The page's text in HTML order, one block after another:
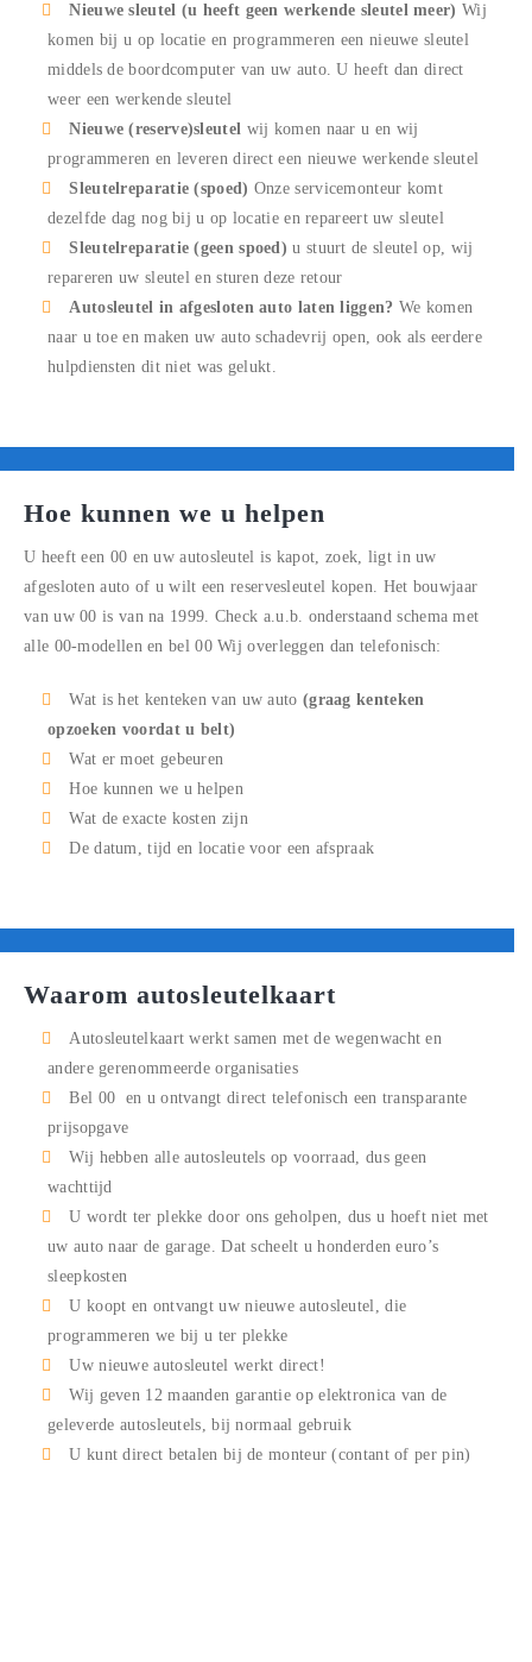
Nieuwe sleutel (u heeft geen werkende sleutel meer) Wij
komen bij u op locatie en programmeren een nieuwe sleutel
middels de boordcomputer van uw auto. U heeft dan direct
weer een werkende sleutel
Nieuwe (reserve)sleutel wij komen naar u en wij
programmeren en leveren direct een nieuwe werkende sleutel
Sleutelreparatie (spoed) Onze servicemonteur komt
dezelfde dag nog bij u op locatie en repareert uw sleutel
Sleutelreparatie (geen spoed)u stuurt de sleutel op, wij
repareren uw sleutel en sturen deze retour
Autosleutel in afgesloten auto laten liggen? We komen
naar u toe en maken uw auto schadevrij open, ook als eerdere
hulpdiensten dit niet was gelukt.
Hoe kunnen we u helpen
U heeft een 00 en uw autosleutel is kapot, zoek, ligt in uw
afgesloten auto of u wilt een reservesleutel kopen. Het bouwjaar
van uw00 is van na 1999. Check a.u.b. onderstaand schema met
alle 00-modellen en bel00Wij overleggen dan telefonisch:
Wat is het kenteken van uw auto (graag kenteken
opzoeken voordat u belt)
Wat er moet gebeuren
Hoe kunnen we u helpen
Wat de exacte kosten zijn
De datum, tijd en locatie voor een afspraak
Waarom autosleutelkaart
Autosleutelkaart werkt samen met de wegenwacht en
andere gerenommeerde organisaties
Bel 00 en u ontvangt direct telefonisch een transparante
prijsopgave
Wij hebben alle autosleutels op voorraad, dus geen
wachttijd
U wordt ter plekke door ons geholpen, dus u hoeft niet met
uw auto naar de garage. Dat scheelt u honderden euro’s
sleepkosten
U koopt en ontvangt uw nieuwe autosleutel, die
programmeren we bij u ter plekke
Uw nieuwe autosleutel werkt direct!
Wij geven 12 maanden garantie op elektronica van de
geleverde autosleutels, bij normaal gebruik
U kunt direct betalen bij de monteur (contant of per pin)